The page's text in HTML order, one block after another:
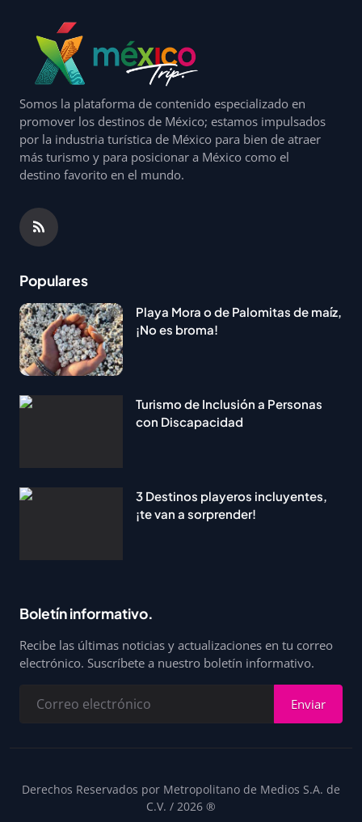
Somos la plataforma de contenido especializado en
promover los destinos de México; estamos impulsados
por la industria turística de México para bien de atraer
más turismo y para posicionar a México como el
destino favorito en el mundo.
Populares
Playa Mora o de Palomitas de maíz,
¡No es broma!
Turismo de Inclusión a Personas
con Discapacidad
3 Destinos playeros incluyentes,
¡te van a sorprender!
Boletín informativo.
Recibe las últimas noticias y actualizaciones en tu correo
electrónico. Suscríbete a nuestro boletín informativo.
Enviar
Derechos Reservados por Metropolitano de Medios S.A. de
C.V. / 2026 ®